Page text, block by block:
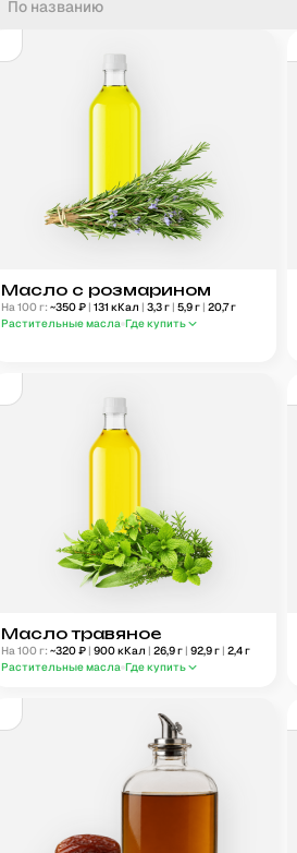
Масло с розмарином
На 100 г: ~350₽ | 131 кКал | 3,3г | 5,9г | 20,7г
Растительные масла Где купить
Масло травяное
На 100 г: ~320₽ | 900кКал | 26,9г | 92,9г | 2,4г
Растительные масла Где купить